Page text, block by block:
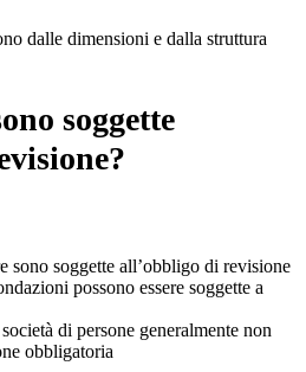
dalle dimensioni e dalla struttura
soggette
sono soggette all’obbligo di revisione
possono essere soggette a
di persone generalmente non
obbligatoria